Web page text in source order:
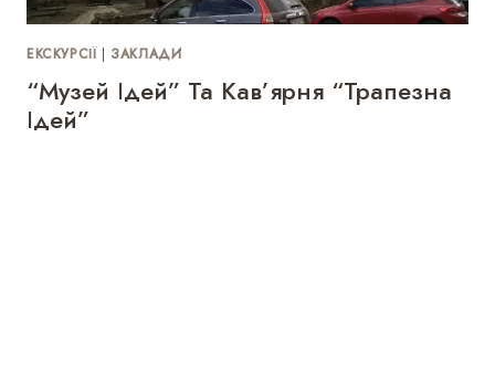
ЕКСКУРСІЇ| ЗАКЛАДИ
“Музей Ідей” Та Кав’ярня “Трапезна
Ідей”